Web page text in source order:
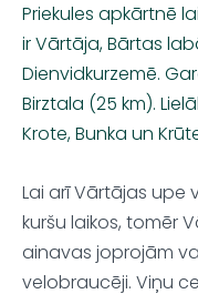
Priekules apkārtnē
irVārtāja,Bārtas
Dienvidkurzemē.
Birztala (25 km).
Krote,Bunka un
Lai arīVārtājas upe
kuršu laikos, tomēr
ainavas joprojām
velobraucēji. Viņu